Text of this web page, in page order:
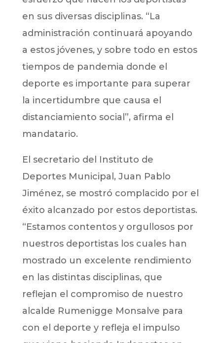
en sus diversas disciplinas. “La
administración continuará apoyando
a estos jóvenes, y sobre todo en estos
tiempos de pandemia donde el
deporte es importante para superar
la incertidumbre que causa el
distanciamiento social”, afirma el
mandatario.
El secretario del Instituto de
Deportes Municipal, Juan Pablo
Jiménez, se mostró complacido por el
éxito alcanzado por estos deportistas.
“Estamos contentos y orgullosos por
nuestros deportistas los cuales han
mostrado un excelente rendimiento
en las distintas disciplinas, que
reflejan el compromiso de nuestro
alcalde Rumenigge Monsalve para
con el deporte y refleja el impulso